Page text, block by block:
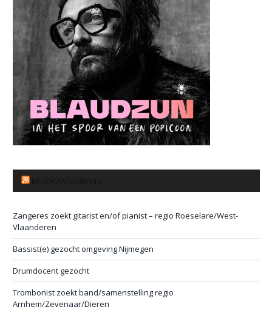
Zangeres zoekt gitarist en/of pianist – regio Roeselare/West-
Vlaanderen
Bassist(e) gezocht omgeving Nijmegen
Drumdocent gezocht
Trombonist zoekt band/samenstelling regio
Arnhem/Zevenaar/Dieren